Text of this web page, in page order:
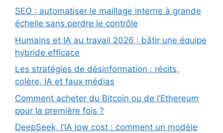
SEO : automatiser le maillage interne à grande
échelle sans perdre le contrôle
Humains et IA au travail 2026 : bâtir une équipe
hybride efficace
Les stratégies de désinformation : récits,
colère, IA et faux médias
Comment acheter du Bitcoin ou de l’Ethereum
pour la première fois ?
DeepSeek, l’IA low cost : comment un modèle